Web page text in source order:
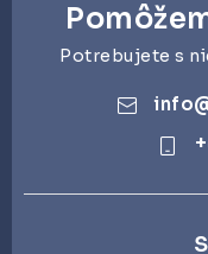
Potrebujete s
info